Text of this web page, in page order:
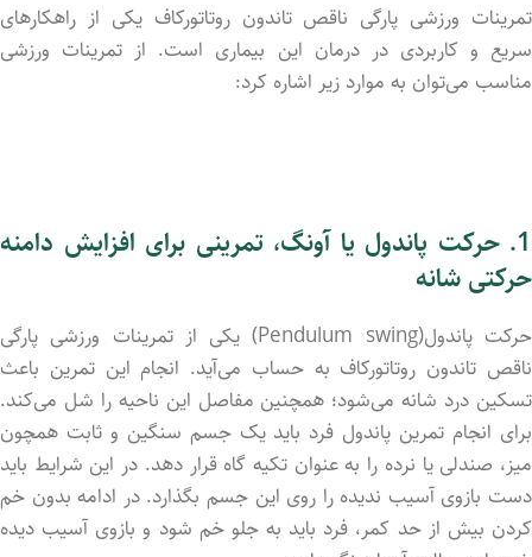
تمرینات ورزشی پارگی ناقص تاندون روتاتورکاف یکی از راهکار‌های
سریع و کاربردی در درمان این بیماری است. از تمرینات ورزشی
مناسب می‌توان به موارد زیر اشاره کرد:
1. حرکت پاندول یا آونگ، تمرینی برای افزایش دامنه
حرکتی شانه
حرکت پاندول(Pendulum swing) یکی از تمرینات ورزشی پارگی
ناقص تاندون روتاتورکاف به حساب می‌آید. انجام این تمرین باعث
تسکین درد شانه می‌شود؛ همچنین مفاصل این ناحیه را شل می‌کند.
برای انجام تمرین پاندول فرد باید یک جسم سنگین و ثابت همچون
میز، صندلی یا نرده را به عنوان تکیه گاه قرار دهد. در این شرایط باید
دست بازوی آسیب ندیده را روی این جسم بگذارد. در ادامه بدون خم
کرد‌ن بیش از حد کمر، فرد باید به جلو خم شود و بازوی آسیب دید‌ه